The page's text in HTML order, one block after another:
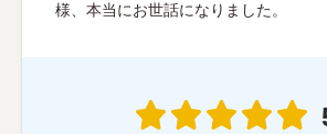
様、本当にお世話になりました。